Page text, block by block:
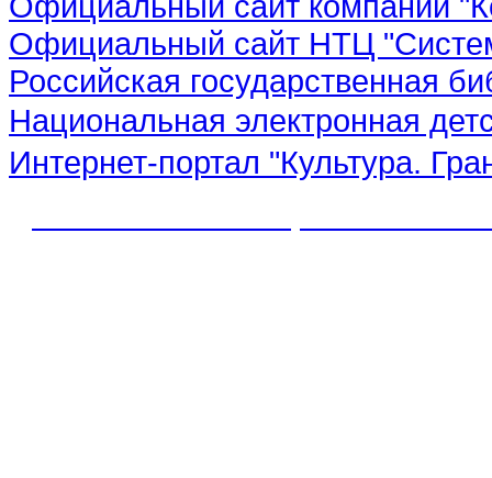
Официальный сайт НТЦ
Российская государственная
Национальная электронная
Интернет-портал "Культура.